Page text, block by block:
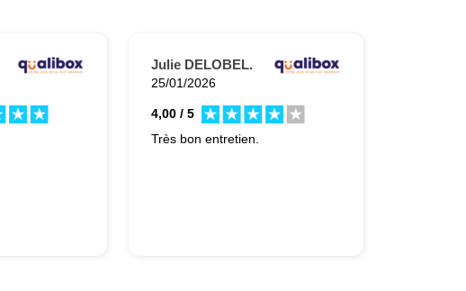
Julie DELOBEL.
25/01/2026
4,00 / 5
Très bon entretien.